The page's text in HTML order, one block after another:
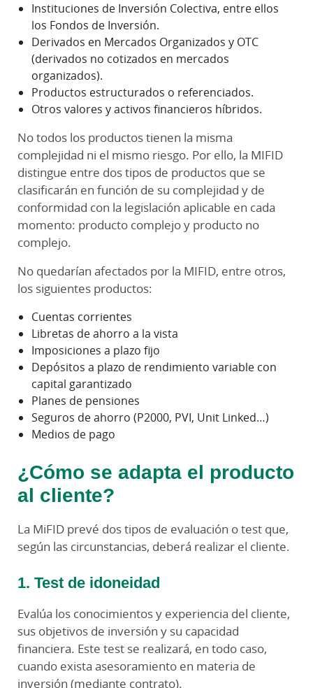
Instituciones de Inversión Colectiva, entre ellos
los Fondos de Inversión.
Derivados en Mercados Organizados y OTC
(derivados no cotizados en mercados
organizados).
Productos estructurados o referenciados.
Otros valores y activos financieros híbridos.
No todos los productos tienen la misma
complejidad ni el mismo riesgo. Por ello, la MIFID
distingue entre dos tipos de productos que se
clasificarán en función de su complejidad y de
conformidad con la legislación aplicable en cada
momento: producto complejo y producto no
complejo.
No quedarían afectados por la MIFID, entre otros,
los siguientes productos:
Cuentas corrientes
Libretas de ahorro a la vista
Imposiciones a plazo fijo
Depósitos a plazo de rendimiento variable con
capital garantizado
Planes de pensiones
Seguros de ahorro (P2000, PVI, Unit Linked…)
Medios de pago
¿Cómo se adapta el producto
al cliente?
La MiFID prevé dos tipos de evaluación o test que,
según las circunstancias, deberá realizar el cliente.
1. Test de idoneidad
Evalúa los conocimientos y experiencia del cliente,
sus objetivos de inversión y su capacidad
financiera. Este test se realizará, en todo caso,
cuando exista asesoramiento en materia de
inversión (mediante contrato).